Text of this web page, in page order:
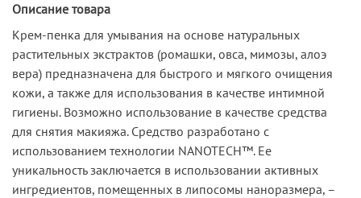
Описание товара
Крем-пенка для умывания на основе натуральных
растительных экстрактов (ромашки, овса, мимозы, алоэ
вера) предназначена для быстрого и мягкого очищения
кожи, а также для использования в качестве интимной
гигиены. Возможно использование в качестве средства
для снятия макияжа. Средство разработано с
использованием технологии NANOTECH™. Ее
уникальность заключается в использовании активных
ингредиентов, помещенных в липосомы наноразмера, –